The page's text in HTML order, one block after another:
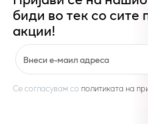
биди во тек со сите
акции!
Се согласувам со политиката на